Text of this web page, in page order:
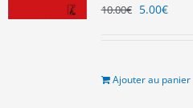
10.00€ Le
10.00€.
5.00€Le
5.00€.
Ajouter au panier